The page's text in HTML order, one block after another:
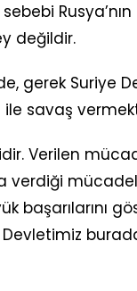
değildir.
gerek Suriye
ile savaş
Verilen
başarılarını